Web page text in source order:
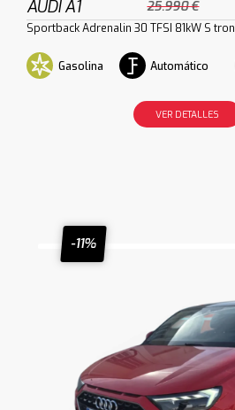
AUDI A1 25.990 €
Sportback Adrenalin 30 TFSI 81kW S tron
Gasolina Automático
VER DETALLES
-11%